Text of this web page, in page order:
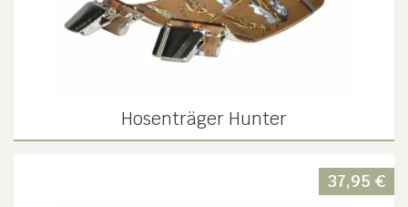
Hosenträger Hunter
37,95 €